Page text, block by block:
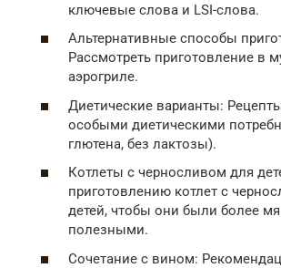
ключевые слова и LSI-слова.
Альтернативные способы
Рассмотреть приготовление в
аэрогриле.
Диетические варианты:
особыми диетическими
глютена, без лактозы).
Котлеты с черносливом для
приготовлению котлет с
детей, чтобы они были более
полезными.
Сочетание с вином: